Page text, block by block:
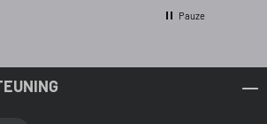
Pauze